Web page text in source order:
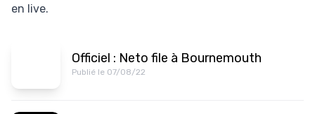
en live.
Officiel : Neto file à Bournemouth
Publié le 07/08/22